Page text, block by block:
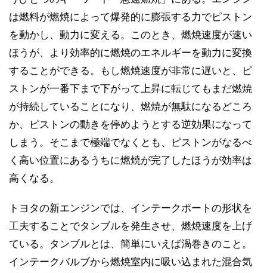
は燃料が燃焼によって爆発的に膨張する力でピストン
を動かし、動力に変える。このとき、燃焼速度が速い
ほうが、より効率的に燃焼のエネルギーを動力に変換
することができる。もし燃焼速度が非常に遅いと、ピ
ストンが一番下まで下がって上昇に転じてもまだ燃焼
が持続していることになり、燃焼が無駄になるどころ
か、ピストンの動きを停めようとする逆効果になって
しまう。そこまで極端でなくとも、ピストンがなるべ
く高い位置にあるうちに燃焼が完了したほうが効率は
高くなる。
トヨタの新エンジンでは、インテークポートの形状を
工夫することでタンブルを発生させ、燃焼速度を上げ
ている。タンブルとは、簡単にいえば渦巻きのこと。
インテークバルブから燃焼室内に吸い込まれた混合気